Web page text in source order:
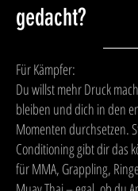
gedacht?
Für Kämpfer:
Du willst mehr Druck
bleiben und dich in den
Momenten durchsetzen.
Conditioning gibt dir das
für MMA, Grappling,